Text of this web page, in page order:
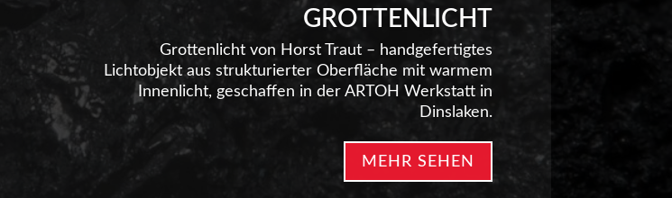
GROTTENLICHT
Grottenlicht von Horst Traut – handgefertigtes
Lichtobjekt aus strukturierter Oberfläche mit warmem
Innenlicht, geschaffen in der ARTOH Werkstatt in
Dinslaken.
MEHR SEHEN